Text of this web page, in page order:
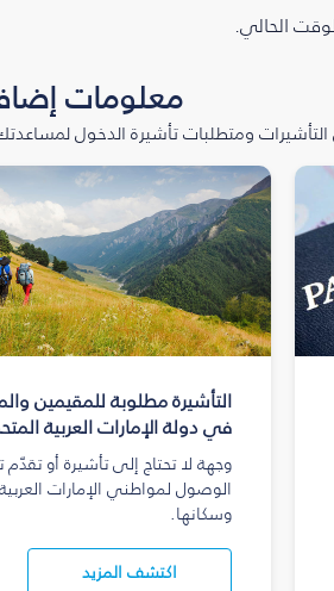
الحالي.
معلومات
ومتطلبات تأشيرة الدخول
التأشيرة مطلوبة للمقيمين
في دولة الإمارات العربية
وجهة لا تحتاج إلى تأشيرة أو تقدّم
الوصول لمواطني الإمارات
وسكانها.
اكتشف المزيد